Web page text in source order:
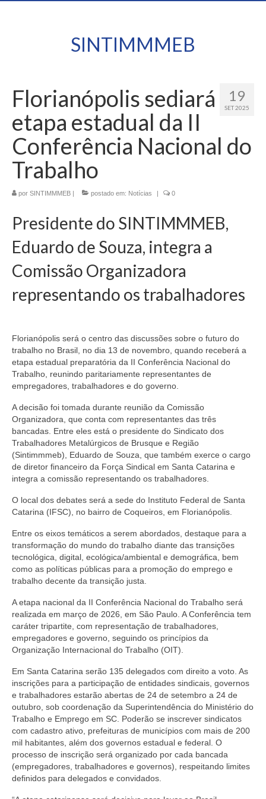
SINTIMMMEB
19
SET 2025
Florianópolis sediará
etapa estadual da II
Conferência Nacional do
Trabalho
por SINTIMMMEB | postado em: Notícias | 0
Presidente do SINTIMMMEB,
Eduardo de Souza, integra a
Comissão Organizadora
representando os trabalhadores
Florianópolis será o centro das discussões sobre o futuro do
trabalho no Brasil, no dia 13 de novembro, quando receberá a
etapa estadual preparatória da II Conferência Nacional do
Trabalho, reunindo paritariamente representantes de
empregadores, trabalhadores e do governo.
A decisão foi tomada durante reunião da Comissão
Organizadora, que conta com representantes das três
bancadas. Entre eles está o presidente do Sindicato dos
Trabalhadores Metalúrgicos de Brusque e Região
(Sintimmmeb), Eduardo de Souza, que também exerce o cargo
de diretor financeiro da Força Sindical em Santa Catarina e
integra a comissão representando os trabalhadores.
O local dos debates será a sede do Instituto Federal de Santa
Catarina (IFSC), no bairro de Coqueiros, em Florianópolis.
Entre os eixos temáticos a serem abordados, destaque para a
transformação do mundo do trabalho diante das transições
tecnológica, digital, ecológica/ambiental e demográfica, bem
como as políticas públicas para a promoção do emprego e
trabalho decente da transição justa.
A etapa nacional da II Conferência Nacional do Trabalho será
realizada em março de 2026, em São Paulo. A Conferência tem
caráter tripartite, com representação de trabalhadores,
empregadores e governo, seguindo os princípios da
Organização Internacional do Trabalho (OIT).
Em Santa Catarina serão 135 delegados com direito a voto. As
inscrições para a participação de entidades sindicais, governos
e trabalhadores estarão abertas de 24 de setembro a 24 de
outubro, sob coordenação da Superintendência do Ministério do
Trabalho e Emprego em SC. Poderão se inscrever sindicatos
com cadastro ativo, prefeituras de municípios com mais de 200
mil habitantes, além dos governos estadual e federal. O
processo de inscrição será organizado por cada bancada
(empregadores, trabalhadores e governos), respeitando limites
definidos para delegados e convidados.